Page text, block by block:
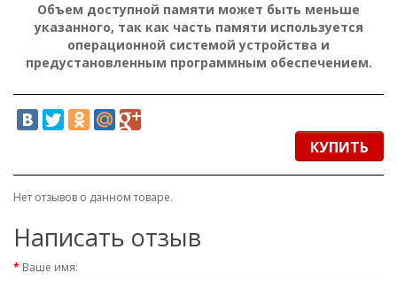
Объем доступной памяти может быть меньше
указанного, так как часть памяти используется
операционной системой устройства и
предустановленным программным обеспечением.
КУПИТЬ
Нет отзывов о данном товаре.
Написать отзыв
Ваше имя: